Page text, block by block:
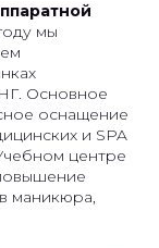
мы
Основное
оснащение
и SPA
центре
маникюра,